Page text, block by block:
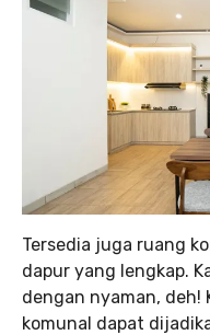
Tersedia juga ruang
dapur yang lengkap.
dengan nyaman, deh!
komunal dapat